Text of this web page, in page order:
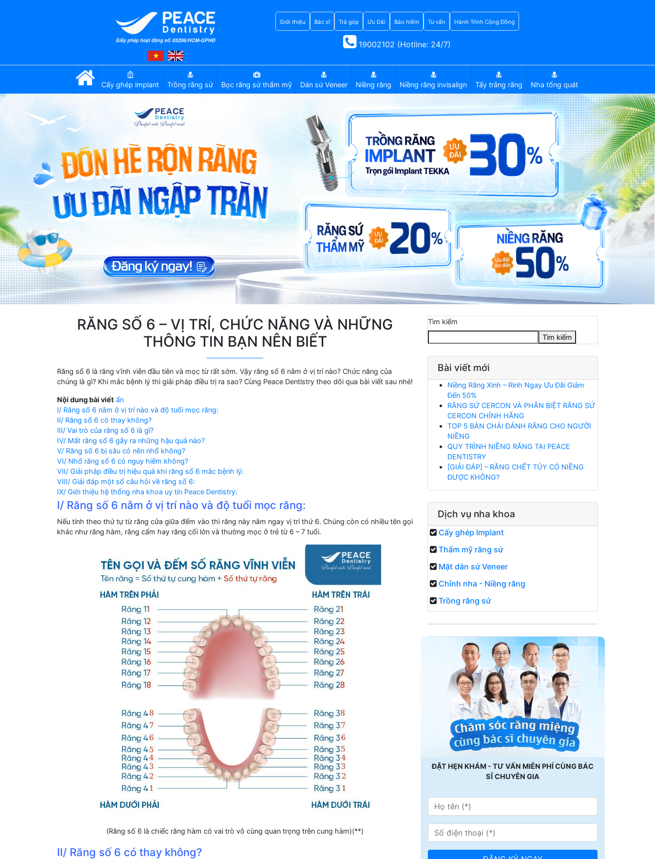
Giới thiệu Bác sĩ Trả góp Ưu Đãi Bảo hiểm Tư vấn Hành Trình Cộng Đồng
19002102 (Hotline: 24/7)
Cấy ghép implant Trồng răng sứ Bọc răng sứ thẩm mỹ Dán sứ Veneer Niềng răng Niềng răng invisalign Tẩy trắng răng Nha tổng quát
RĂNG SỐ 6 – VỊ TRÍ, CHỨC NĂNG VÀ NHỮNG
THÔNG TIN BẠN NÊN BIẾT
Răng số 6 là răng vĩnh viễn đầu tiên và mọc từ rất sớm. Vậy răng số 6 nằm ở vị trí nào? Chức năng của
chúng là gì? Khi mắc bệnh lý thì giải pháp điều trị ra sao? Cùng Peace Dentistry theo dõi qua bài viết sau nhé!
Nội dung bài viết ẩn
I/ Răng số 6 nằm ở vị trí nào và độ tuổi mọc răng:
II/ Răng số 6 có thay không?
III/ Vai trò của răng số 6 là gì?
IV/ Mất răng số 6 gây ra những hậu quả nào?
V/ Răng số 6 bị sâu có nên nhổ không?
VI/ Nhổ răng số 6 có nguy hiểm không?
VII/ Giải pháp điều trị hiệu quả khi răng số 6 mắc bệnh lý:
VIII/ Giải đáp một số câu hỏi về răng số 6:
IX/ Giới thiệu hệ thống nha khoa uy tín Peace Dentistry:
I/ Răng số 6 nằm ở vị trí nào và độ tuổi mọc răng:
Nếu tính theo thứ tự từ răng cửa giữa đếm vào thì răng này nằm ngay vị trí thứ 6. Chúng còn có nhiều tên gọi
khác như răng hàm, răng cấm hay răng cối lớn và thường mọc ở trẻ từ 6 – 7 tuổi.
(Răng số 6 là chiếc răng hàm có vai trò vô cùng quan trọng trên cung hàm)(**)
II/ Răng số 6 có thay không?
Tìm kiếm
Tìm kiếm
Bài viết mới
Niềng Răng Xinh – Rinh Ngay Ưu Đãi Giảm
Đến 50%
RĂNG SỨ CERCON VÀ PHÂN BIỆT RĂNG SỨ
CERCON CHÍNH HÃNG
TOP 5 BÀN CHẢI ĐÁNH RĂNG CHO NGƯỜI
NIỀNG
QUY TRÌNH NIỀNG RĂNG TẠI PEACE
DENTISTRY
[GIẢI ĐÁP] – RĂNG CHẾT TỦY CÓ NIỀNG
ĐƯỢC KHÔNG?
Dịch vụ nha khoa
Cấy ghép Implant
Thẩm mỹ răng sứ
Mặt dán sứ Veneer
Chỉnh nha - Niềng răng
Trồng răng sứ
ĐẶT HẸN KHÁM - TƯ VẤN MIỄN PHÍ CÙNG BÁC
SĨ CHUYÊN GIA